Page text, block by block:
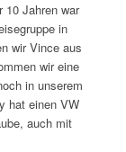
10 Jahren war
in
wir Vince aus
wir eine
in unserem
hat einen VW
auch mit